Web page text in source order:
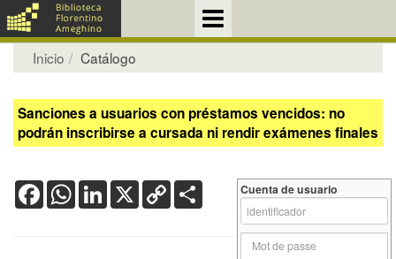
Inicio Catálogo
Sanciones a usuarios con préstamos vencidos: no
podrán inscribirse a cursada ni rendir exámenes finales
FacebookWhatsApp
LinkedIn
X Copy
Link
Cuenta de usuario